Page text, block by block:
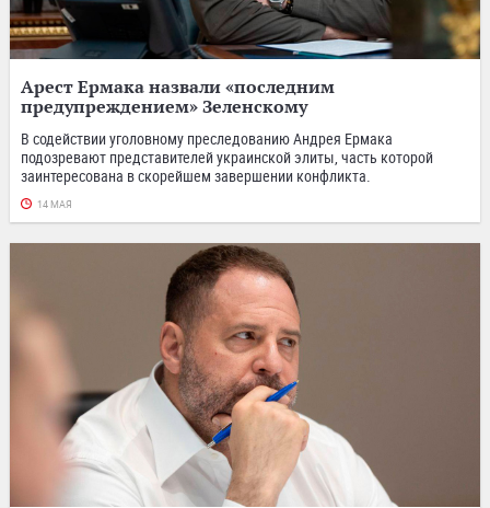
Арест Ермака назвали «последним
предупреждением» Зеленскому
В содействии уголовному преследованию Андрея Ермака
подозревают представителей украинской элиты, часть которой
заинтересована в скорейшем завершении конфликта.
14 МАЯ